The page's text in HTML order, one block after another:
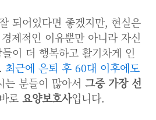
되어있다면 좋겠지만, 현실은
제적인 이유뿐만 아니라 자신
이 더 행복하고 활기차게 인
최근에 은퇴 후 60대 이후에도
는 분들이 많아서 그중 가장 선
로 요양보호사입니다.